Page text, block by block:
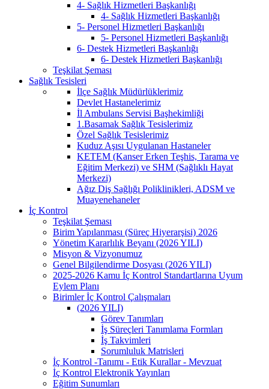
4- Sağlık Hizmetleri Başkanlığı
4- Sağlık Hizmetleri Başkanlığı
5- Personel Hizmetleri Başkanlığı
5- Personel Hizmetleri Başkanlığı
6- Destek Hizmetleri Başkanlığı
6- Destek Hizmetleri Başkanlığı
Teşkilat Şeması
Sağlık Tesisleri
İlçe Sağlık Müdürlüklerimiz
Devlet Hastanelerimiz
İl Ambulans Servisi Başhekimliği
1.Basamak Sağlık Tesislerimiz
Özel Sağlık Tesislerimiz
Kuduz Aşısı Uygulanan Hastaneler
KETEM (Kanser Erken Teşhis, Tarama ve
Eğitim Merkezi) ve SHM (Sağlıklı Hayat
Merkezi)
Ağız Diş Sağlığı Poliklinikleri, ADSM ve
Muayenehaneler
İç Kontrol
Teşkilat Şeması
Birim Yapılanması (Süreç Hiyerarşisi) 2026
Yönetim Kararlılık Beyanı (2026 YILI)
Misyon & Vizyonumuz
Genel Bilgilendirme Dosyası (2026 YILI)
2025-2026 Kamu İç Kontrol Standartlarına Uyum
Eylem Planı
Birimler İç Kontrol Çalışmaları
(2026 YILI)
Görev Tanımları
İş Süreçleri Tanımlama Formları
İş Takvimleri
Sorumluluk Matrisleri
İç Kontrol -Tanımı - Etik Kurallar - Mevzuat
İç Kontrol Elektronik Yayınları
Eğitim Sunumları